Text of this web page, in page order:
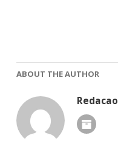
ABOUT THE AUTHOR
Redacao